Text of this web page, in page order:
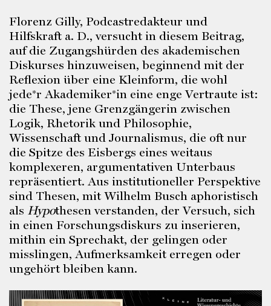
Florenz Gilly, Podcastredakteur und
Hilfskraft a. D., versucht in diesem Beitrag,
auf die Zugangshürden des akademischen
Diskurses hinzuweisen, beginnend mit der
Reflexion über eine Kleinform, die wohl
jede*r Akademiker*in eine enge Vertraute ist:
die These, jene Grenzgängerin zwischen
Logik, Rhetorik und Philosophie,
Wissenschaft und Journalismus, die oft nur
die Spitze des Eisbergs eines weitaus
komplexeren, argumentativen Unterbaus
repräsentiert. Aus institutioneller Perspektive
sind Thesen, mit Wilhelm Busch aphoristisch
als Hypothesen verstanden, der Versuch, sich
in einen Forschungsdiskurs zu inserieren,
mithin ein Sprechakt, der gelingen oder
misslingen, Aufmerksamkeit erregen oder
ungehört bleiben kann.